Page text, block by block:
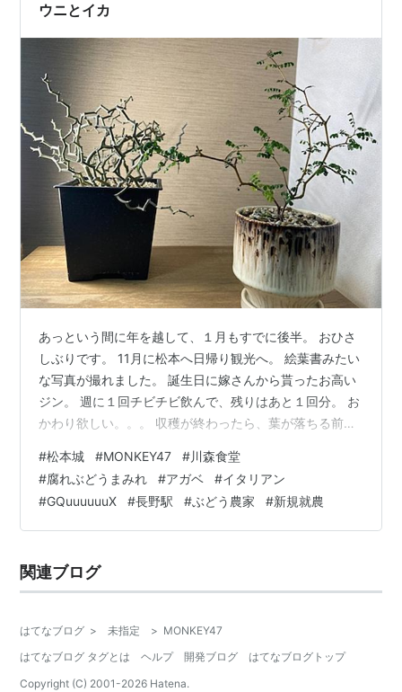
ウニとイカ
あっという間に年を越して、１月もすでに後半。 おひさ
しぶりです。 11月に松本へ日帰り観光へ。 絵葉書みたい
な写真が撮れました。 誕生日に嫁さんから貰ったお高い
ジン。 週に１回チビチビ飲んで、残りはあと１回分。 お
かわり欲しい。。。 収穫が終わったら、葉が落ちる前に
仮剪定を行います。 写真は全く撮ってないです。 今後の
作業は、２月後半から本剪定を始め、 その後、粗皮剥
き・草かき・藁敷き・芽キズ処理等を行います。 年末は
地元で幼馴染が経営する食堂で飲みました。 初めて頼ん
テナが"腐れぶどうま…
#松本城 #MONKEY47 #川森食堂
#腐れぶどうまみれ #アガベ #イタリアン
#GQuuuuuuX #長野駅 #ぶどう農家 #新規就農
関連ブログ
はてなブログ > 未指定 > MONKEY47
はてなブログ タグとは
ヘルプ 開発ブログ
はてなブログトップ
Copyright (C) 2001-2026 Hatena.